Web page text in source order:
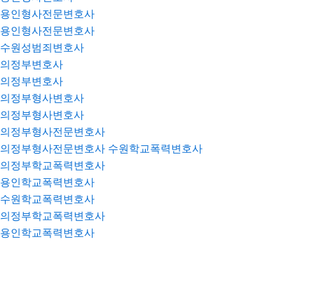
용인형사전문변호사
용인형사전문변호사
수원성범죄변호사
의정부변호사
의정부변호사
의정부형사변호사
의정부형사변호사
의정부형사전문변호사
의정부형사전문변호사 수원학교폭력변호사
의정부학교폭력변호사
용인학교폭력변호사
수원학교폭력변호사
의정부학교폭력변호사
용인학교폭력변호사